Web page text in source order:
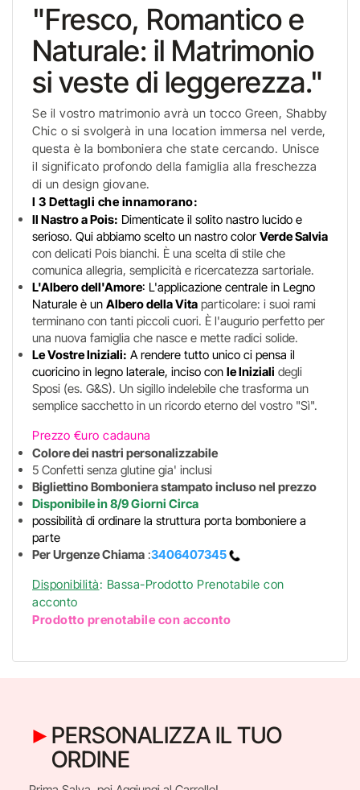
"Fresco, Romantico e
Naturale: il Matrimonio
si veste di leggerezza."
Se il vostro matrimonio avrà un tocco Green, Shabby
Chic o si svolgerà in una location immersa nel verde,
questa è la bomboniera che state cercando. Unisce
il significato profondo della famiglia alla freschezza
di un design giovane.
I 3 Dettagli che innamorano:
Il Nastro a Pois: Dimenticate il solito nastro lucido e
serioso. Qui abbiamo scelto un nastro color Verde Salvia
con delicati Pois bianchi. È una scelta di stile che
comunica allegria, semplicità e ricercatezza sartoriale.
L'Albero dell'Amore: L'applicazione centrale in Legno
Naturale è un Albero della Vita particolare: i suoi rami
terminano con tanti piccoli cuori. È l'augurio perfetto per
una nuova famiglia che nasce e mette radici solide.
Le Vostre Iniziali: A rendere tutto unico ci pensa il
cuoricino in legno laterale, inciso con le Iniziali degli
Sposi (es. G&S). Un sigillo indelebile che trasforma un
semplice sacchetto in un ricordo eterno del vostro "Sì".
Prezzo €uro cadauna
Colore dei nastri personalizzabile
5 Confetti senza glutine gia' inclusi
Bigliettino Bomboniera stampato incluso nel prezzo
Disponibile in 8/9 Giorni Circa
possibilità di ordinare la struttura porta bomboniere a
parte
Per Urgenze Chiama :3406407345
Disponibilità: Bassa-Prodotto Prenotabile con
acconto
Prodotto prenotabile con acconto
PERSONALIZZA IL TUO
ORDINE